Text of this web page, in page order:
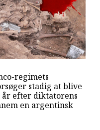
regimets
stadig at blive
efter diktatorens
en argentinsk